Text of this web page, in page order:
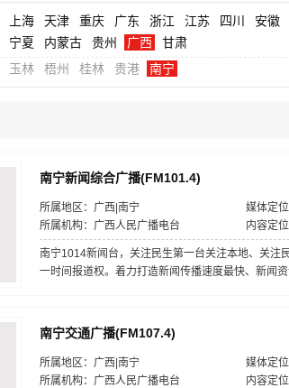
上海 天津 重庆 广东 浙江 江苏 四川 安徽
宁夏 内蒙古 贵州 广西
甘肃
玉林 梧州 桂林 贵港 南宁
南宁新闻综合广播(FM101.4)
所属地区：广西|南宁
媒体定
所属机构：广西人民广播电台
内容定
南宁1014新闻台，关注民生第一台关注本地、关注
一时间报道权。着力打造新闻传播速度最快、新闻
南宁交通广播(FM107.4)
所属地区：广西|南宁
媒体定
所属机构：广西人民广播电台
内容定